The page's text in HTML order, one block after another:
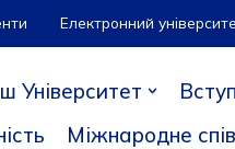
Електронний
Університет
Міжнародне